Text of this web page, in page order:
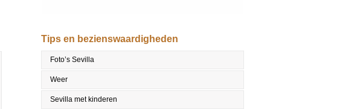
Tips en bezienswaardigheden
Foto’s Sevilla
Weer
Sevilla met kinderen